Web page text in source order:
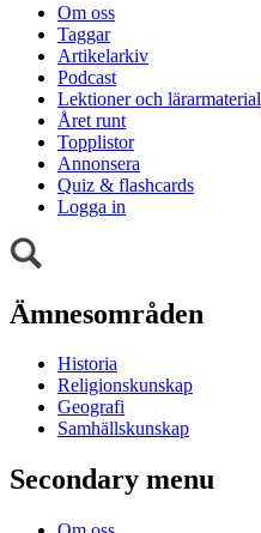
Om oss
Taggar
Artikelarkiv
Podcast
Lektioner och lärarmaterial
Året runt
Topplistor
Annonsera
Quiz & flashcards
Logga in
Ämnesområden
Historia
Religionskunskap
Geografi
Samhällskunskap
Secondary menu